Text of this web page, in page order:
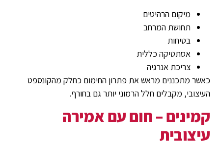
מיקום הרהיטים
תחושת המרחב
בטיחות
אסתטיקה כללית
צריכת אנרגיה
כאשר מתכננים מראש את פתרון החימום כחלק מהקונספט
העיצובי, מקבלים חלל הרמוני יותר גם בחורף.
קמינים – חום עם אמירה
עיצובית